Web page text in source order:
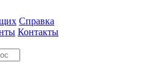
Справка
Контакты